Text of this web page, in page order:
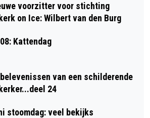
voorzitter voor stichting
on Ice: Wilbert van den Burg
Kattendag
van een schilderende
24
stoomdag: veel bekijks